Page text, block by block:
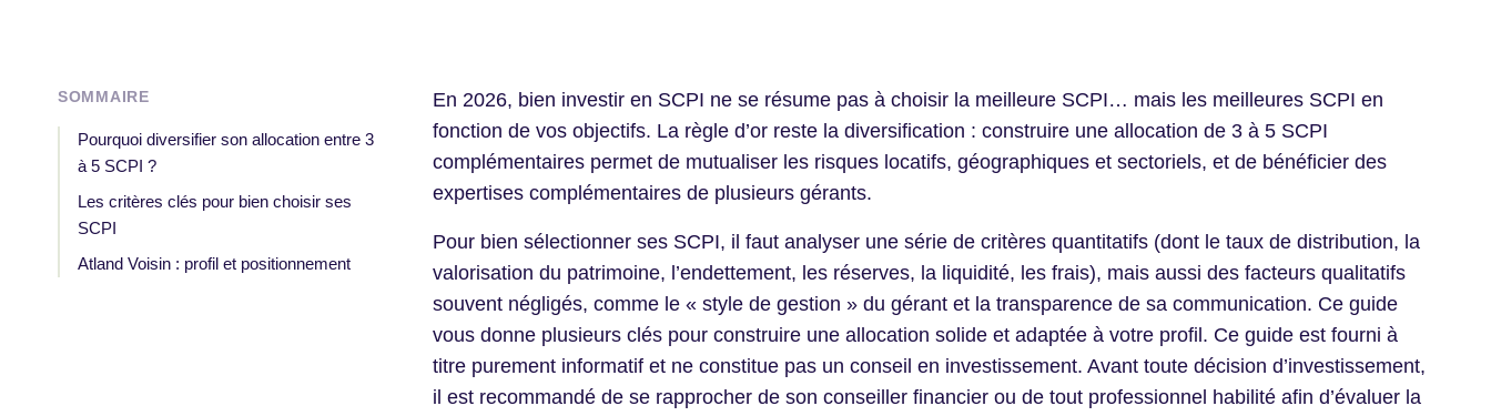
SOMMAIRE
Pourquoi diversifier son allocation entre 3
à 5 SCPI ?
Les critères clés pour bien choisir ses
SCPI
Atland Voisin : profil et positionnement
En 2026, bien investir en SCPI ne se résume pas à choisir la meilleure SCPI… mais les meilleures SCPI en
fonction de vos objectifs. La règle d’or reste la diversification : construire une allocation de 3 à 5 SCPI
complémentaires permet de mutualiser les risques locatifs, géographiques et sectoriels, et de bénéficier des
expertises complémentaires de plusieurs gérants.
Pour bien sélectionner ses SCPI, il faut analyser une série de critères quantitatifs (dont le taux de distribution, la
valorisation du patrimoine, l’endettement, les réserves, la liquidité, les frais), mais aussi des facteurs qualitatifs
souvent négligés, comme le « style de gestion » du gérant et la transparence de sa communication. Ce guide
vous donne plusieurs clés pour construire une allocation solide et adaptée à votre profil. Ce guide est fourni à
titre purement informatif et ne constitue pas un conseil en investissement. Avant toute décision d’investissement,
il est recommandé de se rapprocher de son conseiller financier ou de tout professionnel habilité afin d’évaluer la